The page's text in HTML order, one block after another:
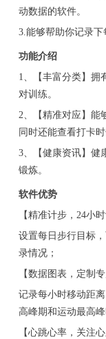
动数据的软件。
3.能够帮助你记录下
功能介绍
1、【丰富分类】拥
对训练。
2、【精准对应】能
同时还能查看打卡时
3、【健康资讯】健
锻炼。
软件优势
【精准计步，24小
设置每日步行目标
录情况；
【数据图表，定制
记录每小时移动距
高峰期和运动最高峰
【心跳心率，关注心